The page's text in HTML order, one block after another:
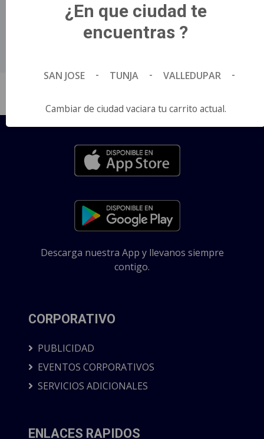
Estados Unidos.
Descarga nuestra App y llevanos siempre
contigo.
CORPORATIVO
PUBLICIDAD
EVENTOS CORPORATIVOS
SERVICIOS ADICIONALES
ENLACES RAPIDOS
¿En que ciudad te
encuentras ?
SAN JOSE - TUNJA - VALLEDUPAR -
Cambiar de ciudad vaciara tu carrito actual.